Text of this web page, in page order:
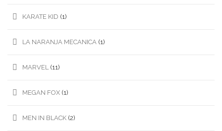
KARATE KID (1)
LA NARANJA MECANICA (1)
MARVEL (11)
MEGAN FOX (1)
MEN IN BLACK (2)